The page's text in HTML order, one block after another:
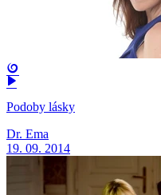
Podoby lásky
Dr. Ema
19. 09. 2014